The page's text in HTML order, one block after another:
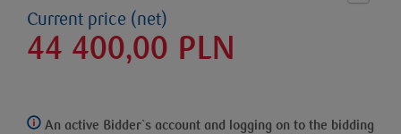
Current price (net)
44 400,00 PLN
An active Bidder`s account and logging on to the bidding